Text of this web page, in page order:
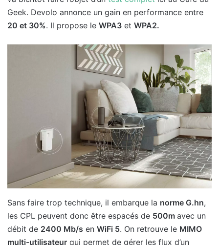
Geek. Devolo annonce un gain en performance entre
20 et 30%. Il propose le WPA3 et WPA2.
Sans faire trop technique, il embarque la norme G.hn,
les CPL peuvent donc être espacés de 500m avec un
débit de 2400 Mb/s en WiFi 5. On retrouve le MIMO
multi-utilisateur qui permet de gérer les flux d’un